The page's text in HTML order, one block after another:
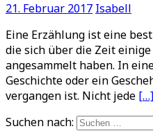
21. Februar 2017 Isabell
Eine Erzählung ist eine
die sich über die Zeit
angesammelt haben. In
Geschichte oder ein
vergangen ist. Nicht jede […]
Suchen nach: